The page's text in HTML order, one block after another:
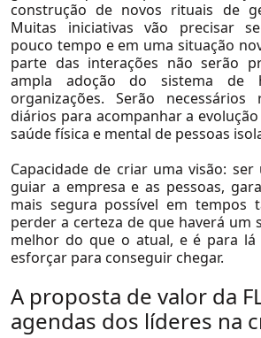
Real Estate
Saúde
Seguros
Serviços Financeiros
Telecom, Mídia e Tecnologia
Utilidades
Ver Todos
construção de novos rituais de
Muitas iniciativas vão precisar
pouco tempo e em uma situação
parte das interações não serão
ampla adoção do sistema de
organizações. Serão
diários para acompanhar a
saúde física e mental de pessoas
Capacidade de criar uma visão: ser
guiar a empresa e as pessoas,
mais segura possível em tempos
perder a certeza de que haverá um
melhor do que o atual, e é para lá
esforçar para conseguir chegar.
A proposta de valor da
agendas dos líderes na